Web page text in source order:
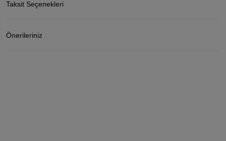
Taksit Seçenekleri
Önerileriniz